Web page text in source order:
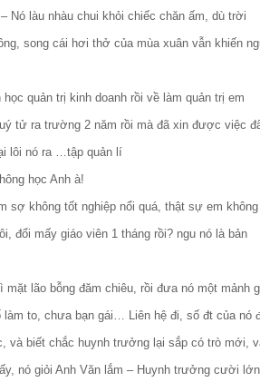
Nó làu nhàu chui khỏi chiếc chăn ấm, dù trời
song cái hơi thở của mùa xuân vẫn khiến
quản trị kinh doanh rồi về làm quản trị em
tử ra trường 2 năm rồi mà đã xin được việc
lôi nó ra …tập quản lí
học Anh à!
sợ không tốt nghiệp nổi quá, thật sự em
đổi mấy giáo viên 1 tháng rồi? ngu nó là bản
mặt lão bỗng đăm chiêu, rồi đưa nó một mảnh
to, chưa bạn gái… Liên hệ đi, số đt của nó
và biết chắc huynh trưởng lại sắp có trò mới,
nó giỏi Anh Văn lắm – Huynh trưởng cười